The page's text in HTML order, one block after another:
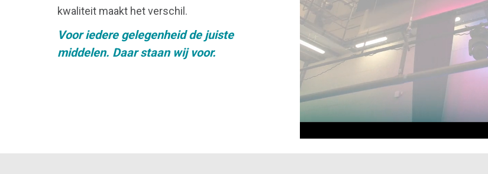
kwaliteit maakt het verschil.
Voor iedere gelegenheid de juiste
middelen. Daar staan wij voor.